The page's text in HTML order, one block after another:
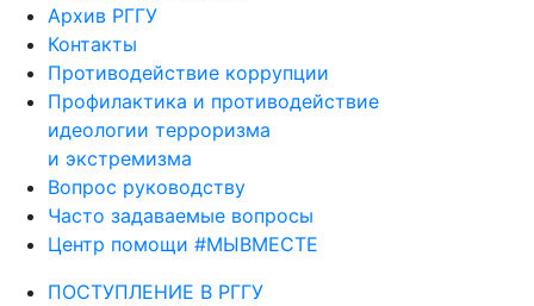
Архив РГГУ
Контакты
Противодействие коррупции
Профилактика и противодействие
идеологии терроризма
и экстремизма
Вопрос руководству
Часто задаваемые вопросы
Центр помощи #МЫВМЕСТЕ
ПОСТУПЛЕНИЕ В РГГУ